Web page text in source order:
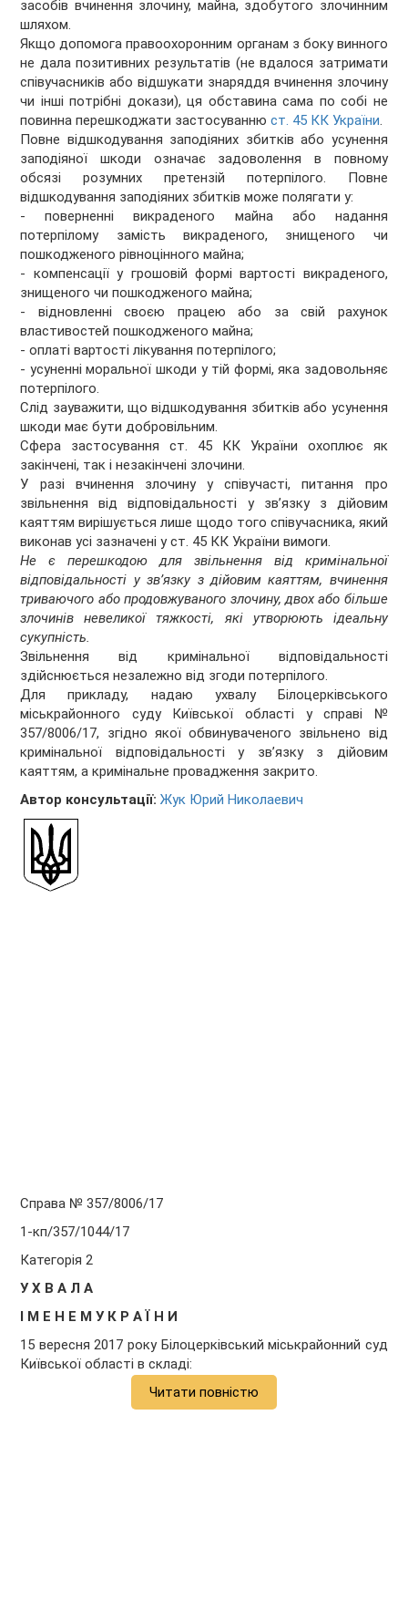
засобів вчинення злочину, майна, здобутого злочинним
шляхом.
Якщо допомога правоохоронним органам з боку винного
не дала позитивних результатів (не вдалося затримати
співучасників або відшукати знаряддя вчинення злочину
чи інші потрібні докази), ця обставина сама по собі не
повинна перешкоджати застосуваннюст. 45 КК України.
Повне відшкодування заподіяних збитків або усунення
заподіяної шкоди означає задоволення в повному
обсязі розумних претензій потерпілого. Повне
відшкодування заподіяних збитків може полягати у:
- поверненні викраденого майна або надання
потерпілому замість викраденого, знищеного чи
пошкодженого рівноцінного майна;
- компенсації у грошовій формі вартості викраденого,
знищеного чи пошкодженого майна;
- відновленні своєю працею або за свій рахунок
властивостей пошкодженого майна;
- оплаті вартості лікування потерпілого;
- усуненні моральної шкоди у тій формі, яка задовольняє
потерпілого.
Слід зауважити, що відшкодування збитків або усунення
шкоди має бути добровільним.
Сфера застосування ст. 45 КК України охоплює як
закінчені, так і незакінчені злочини.
У разі вчинення злочину у співучасті, питання про
звільнення від відповідальності у зв’язку з дійовим
каяттям вирішується лише щодо того співучасника, який
виконав усі зазначені у ст. 45 КК України вимоги.
Не є перешкодою для звільнення від кримінальної
відповідальності у зв’язку з дійовим каяттям, вчинення
триваючого або продовжуваного злочину, двох або більше
злочинів невеликої тяжкості, які утворюють ідеальну
сукупність.
Звільнення від кримінальної відповідальності
здійснюється незалежно від згоди потерпілого.
Для прикладу, надаю ухвалу Білоцерківського
міськрайонного суду Київської області у справі №
357/8006/17, згідно якої обвинуваченого звільнено від
кримінальної відповідальності у зв’язку з дійовим
каяттям, а кримінальне провадження закрито.
Автор консультації: Жук Юрий Николаевич
Справа № 357/8006/17
1-кп/357/1044/17
Категорія 2
У Х В А Л А
І М Е Н Е М У К Р А Ї Н И
15 вересня 2017 року Білоцерківський міськрайонний суд
Київської області в складі:
Читати повністю